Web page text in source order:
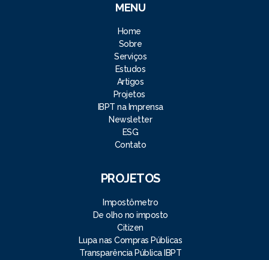
MENU
Home
Sobre
Serviços
Estudos
Artigos
Projetos
IBPT na Imprensa
Newsletter
ESG
Contato
PROJETOS
Impostômetro
De olho no imposto
Citizen
Lupa nas Compras Públicas
Transparência Pública IBPT